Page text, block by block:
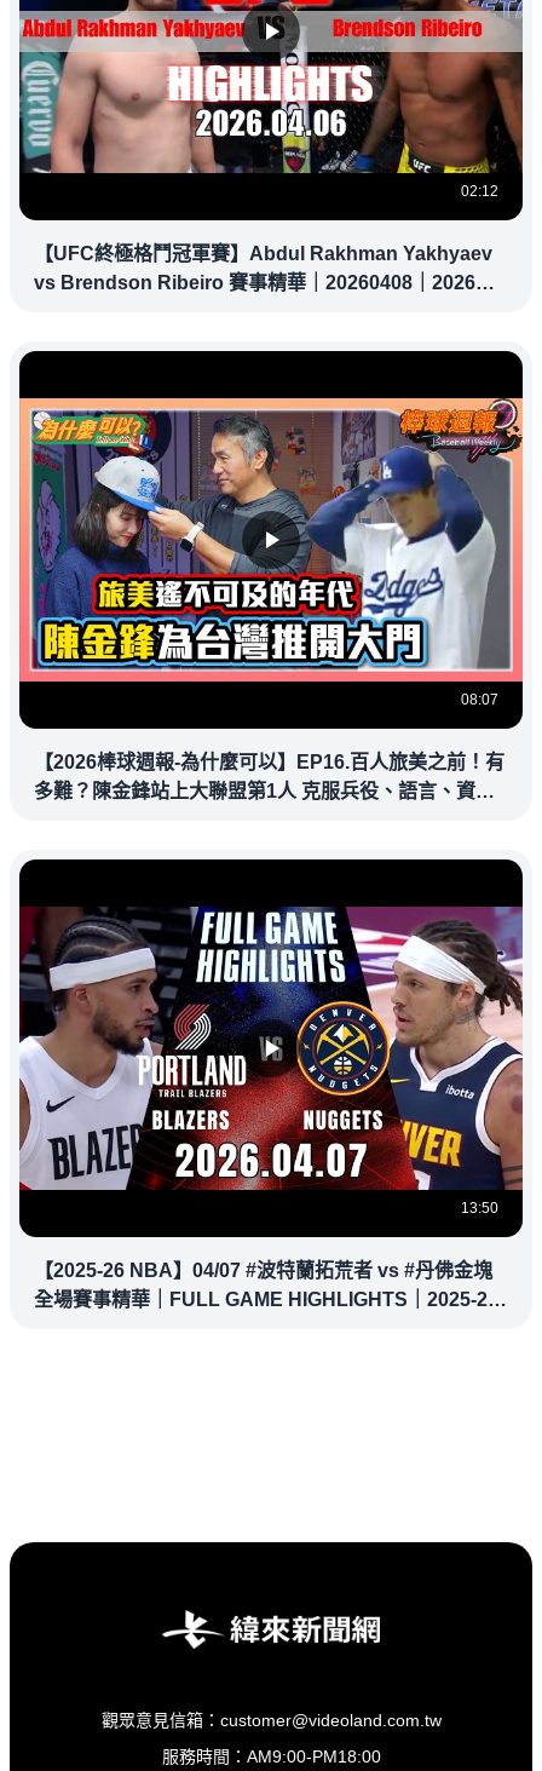
02:12
【UFC終極格鬥冠軍賽】Abdul Rakhman Yakhyaev
vs Brendson Ribeiro 賽事精華｜20260408｜2026
08:07
【2026棒球週報-為什麼可以】EP16.百人旅美之前！有
多難？陳金鋒站上大聯盟第1人 克服兵役、語言、資訊
13:50
【2025-26 NBA】04/07 #波特蘭拓荒者 vs #丹佛金塊
全場賽事精華｜FULL GAME HIGHLIGHTS｜2025-26
觀眾意見信箱：customer@videoland.com.tw
服務時間：AM9:00-PM18:00